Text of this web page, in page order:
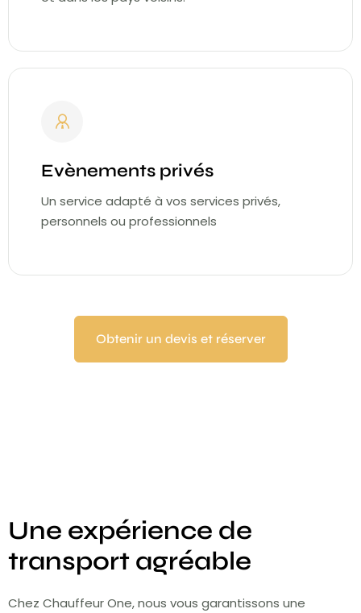
Evènements privés
Un service adapté à vos services privés,
personnels ou professionnels
Obtenir un devis et réserver
Une expérience de
transport agréable
Chez Chauffeur One, nous vous garantissons une